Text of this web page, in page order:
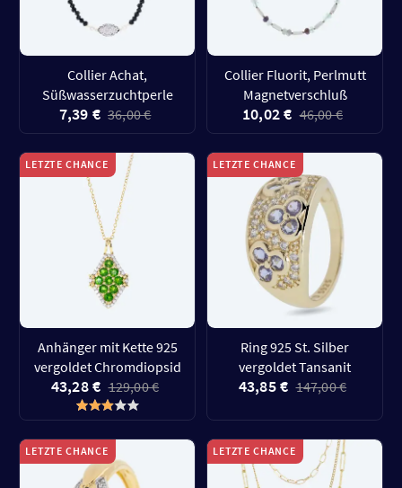
Collier Achat,
Süßwasserzuchtperle
7,39 € 36,00 €
Collier Fluorit, Perlmutt
Magnetverschluß
10,02 € 46,00 €
LETZTE CHANCE
Anhänger mit Kette 925
vergoldet Chromdiopsid
43,28 € 129,00 €
LETZTE CHANCE
Ring 925 St. Silber
vergoldet Tansanit
43,85 € 147,00 €
LETZTE CHANCE LETZTE CHANCE